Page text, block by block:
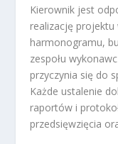
Kierownik jest
realizację
harmonogramu,
zespołu
przyczynia się do
Każde ustalenie
raportów i
przedsięwzięcia